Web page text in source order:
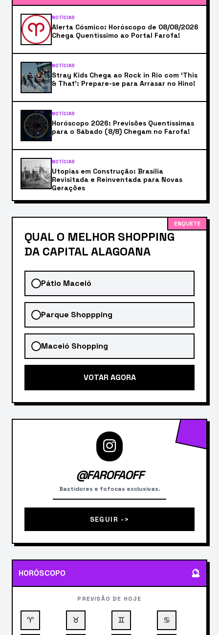
NOTÍCIAS
Alerta Cósmico: Horóscopo de 08/08/2026
Chega Quentíssimo ao Portal Farofa!
NOTÍCIAS
Stray Kids Chega ao Rock in Rio com ‘This
& That’: Prepare-se para Arrasar no Hino!
NOTÍCIAS
Horóscopo 2026: Previsões Quentíssimas
para o Sábado (8/8) Chegam no Farofa!
NOTÍCIAS
Utopias em Construção: Brasília
Revisitada e Reinventada para Novas
Gerações
ENQUETE
QUAL O MELHOR SHOPPING
DA CAPITAL ALAGOANA
Pátio Maceió
Parque Shoppping
Maceió Shopping
VOTAR AGORA
@FAROFAOFF
Bastidores e fofocas exclusivas.
SEGUIR ->
HORÓSCOPO 🔮
PREVISÃO DE HOJE
♈ ♉ ♊ ♋